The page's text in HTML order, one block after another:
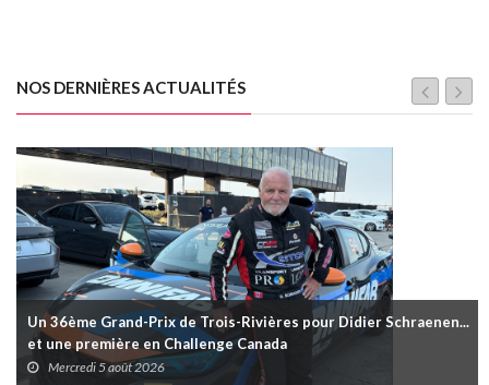
NOS DERNIÈRES ACTUALITÉS
Un 36ème Grand-Prix de Trois-Rivières pour Didier Schraenen...
et une première en Challenge Canada
Mercredi 5 août 2026